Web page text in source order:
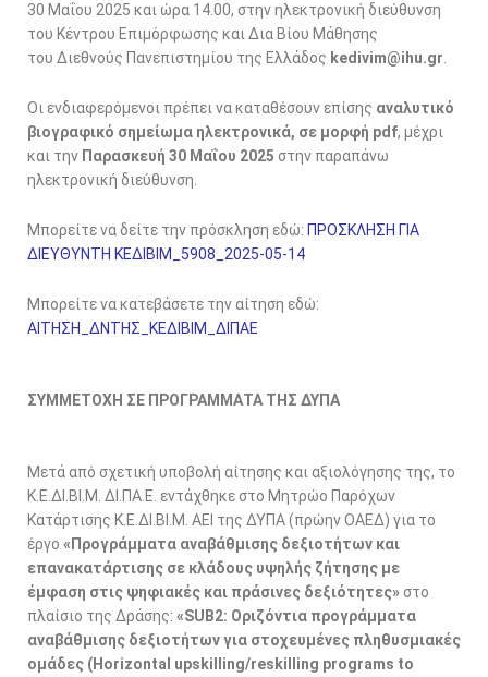
30 Μαΐου 2025 και ώρα 14.00, στην ηλεκτρονική διεύθυνση
του Κέντρου Επιμόρφωσης και Δια Βίου Μάθησης
του Διεθνούς Πανεπιστημίου της Ελλάδος kedivim@ihu.gr
Οι ενδιαφερόμενοι πρέπει να καταθέσουν επίσης αναλυτικό
βιογραφικό σημείωμα ηλεκτρονικά, σε μορφή pdf, μέχρι
και την Παρασκευή 30 Μαΐου 2025 στην παραπάνω
ηλεκτρονική διεύθυνση.
Μπορείτε να δείτε την πρόσκληση εδώ: ΠΡΟΣΚΛΗΣΗ ΓΙΑ
ΔΙΕΥΘΥΝΤΗ ΚΕΔΙΒΙΜ_5908_2025-05-14
Μπορείτε να κατεβάσετε την αίτηση εδώ:
ΑΙΤΗΣΗ_ΔΝΤΗΣ_ΚΕΔΙΒΙΜ_ΔΙΠΑΕ
ΣΥΜΜΕΤΟΧΗ ΣΕ ΠΡΟΓΡΑΜΜΑΤΑ ΤΗΣ ΔΥΠΑ
Μετά από σχετική υποβολή αίτησης και αξιολόγησης της, το
Κ.Ε.ΔΙ.ΒΙ.Μ. ΔΙ.ΠΑ.Ε. εντάχθηκε στο Μητρώο Παρόχων
Κατάρτισης Κ.Ε.ΔΙ.ΒΙ.Μ. ΑΕΙ της ΔΥΠΑ (πρώην ΟΑΕΔ) για το
έργο «Προγράμματα αναβάθμισης δεξιοτήτων και
επανακατάρτισης σε κλάδους υψηλής ζήτησης με
έμφαση στις ψηφιακές και πράσινες δεξιότητες» στο
πλαίσιο της Δράσης: «SUB2: Οριζόντια προγράμματα
αναβάθμισης δεξιοτήτων για στοχευμένες πληθυσμιακές
ομάδες (Horizontal upskilling/reskilling programs to